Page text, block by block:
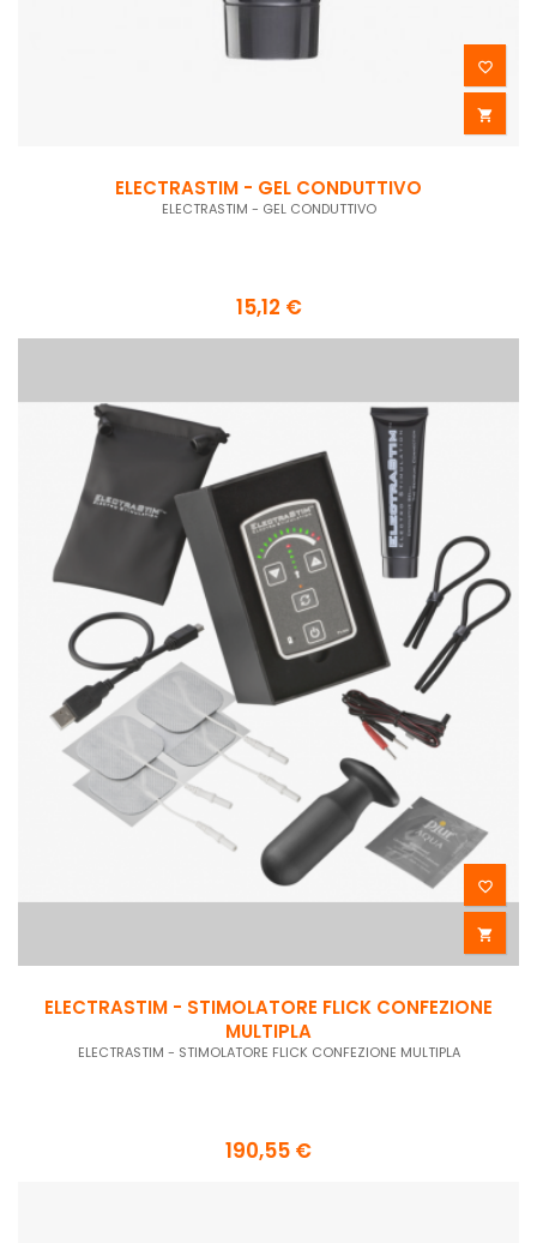


ELECTRASTIM - GEL CONDUTTIVO
ELECTRASTIM - GEL CONDUTTIVO
15,12 €


ELECTRASTIM - STIMOLATORE FLICK CONFEZIONE
MULTIPLA
ELECTRASTIM - STIMOLATORE FLICK CONFEZIONE MULTIPLA
190,55 €